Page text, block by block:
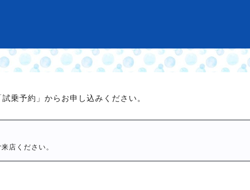
乗予約」からお申し込みください。
店ください。